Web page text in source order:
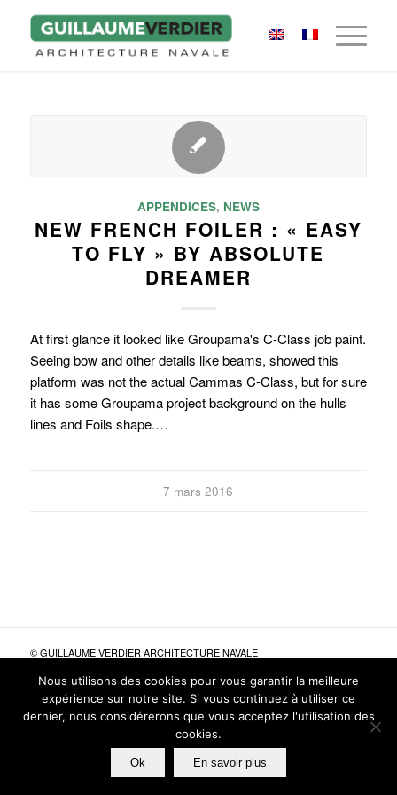
APPENDICES, NEWS
NEW FRENCH FOILER : « EASY
TO FLY » BY ABSOLUTE
DREAMER
At first glance it looked like Groupama's C-Class job paint.
Seeing bow and other details like beams, showed this
platform was not the actual Cammas C-Class, but for sure
it has some Groupama project background on the hulls
lines and Foils shape.…
7 mars 2016
© GUILLAUME VERDIER ARCHITECTURE NAVALE
SITES AMIS CRÉDITS
Nous utilisons des cookies pour vous garantir la meilleure
expérience sur notre site. Si vous continuez à utiliser ce
dernier, nous considérerons que vous acceptez l'utilisation des
cookies.
Ok En savoir plus